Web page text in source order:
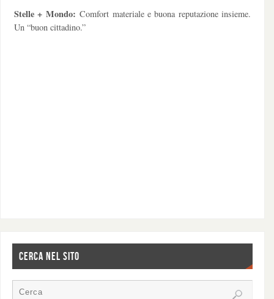
Stelle + Mondo:Comfort materiale e buona reputazione insieme.
Un “buon cittadino.”
CERCA NEL SITO